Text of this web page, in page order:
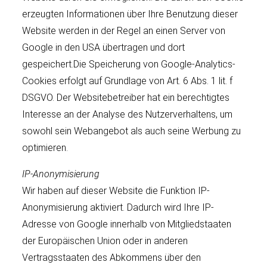
erzeugten Informationen über Ihre Benutzung dieser
Website werden in der Regel an einen Server von
Google in den USA übertragen und dort
gespeichert.Die Speicherung von Google-Analytics-
Cookies erfolgt auf Grundlage von Art. 6 Abs. 1 lit. f
DSGVO. Der Websitebetreiber hat ein berechtigtes
Interesse an der Analyse des Nutzerverhaltens, um
sowohl sein Webangebot als auch seine Werbung zu
optimieren.
IP-Anonymisierung
Wir haben auf dieser Website die Funktion IP-
Anonymisierung aktiviert. Dadurch wird Ihre IP-
Adresse von Google innerhalb von Mitgliedstaaten
der Europäischen Union oder in anderen
Vertragsstaaten des Abkommens über den